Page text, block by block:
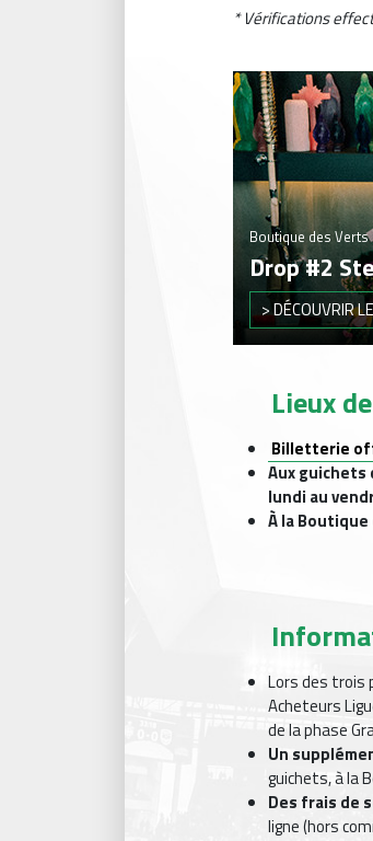
* Vérifications
Boutique des Verts
Drop #2
> DÉCOUVRIR
Lieux
Billetterie
Aux
lundi au
À la Boutique
Lors des trois
Acheteurs
de la phase
Un
guichets, à la
Des frais de
ligne (hors